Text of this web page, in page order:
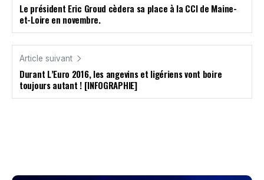
Le président Eric Groud cèdera sa place à la CCI de Maine-
et-Loire en novembre.
Article suivant
Durant L’Euro 2016, les angevins et ligériens vont boire
toujours autant ! [INFOGRAPHIE]